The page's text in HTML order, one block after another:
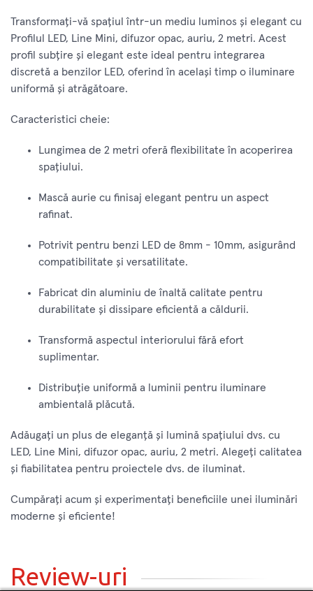
Transformați-vă spațiul într-un mediu luminos și elegant cu
Profilul LED, Line Mini, difuzor opac, auriu, 2 metri. Acest
profil subțire și elegant este ideal pentru integrarea
discretă a benzilor LED, oferind în același timp o iluminare
uniformă și atrăgătoare.
Caracteristici cheie:
Lungimea de 2 metri oferă flexibilitate în acoperirea
spațiului.
Mască aurie cu finisaj elegant pentru un aspect
rafinat.
Potrivit pentru benzi LED de 8mm - 10mm, asigurând
compatibilitate și versatilitate.
Fabricat din aluminiu de înaltă calitate pentru
durabilitate și dissipare eficientă a căldurii.
Transformă aspectul interiorului fără efort
suplimentar.
Distribuție uniformă a luminii pentru iluminare
ambientală plăcută.
Adăugați un plus de eleganță și lumină spațiului dvs. cu
LED, Line Mini, difuzor opac, auriu, 2 metri. Alegeți calitatea
și fiabilitatea pentru proiectele dvs. de iluminat.
Cumpărați acum și experimentați beneficiile unei iluminări
moderne și eficiente!
Review-uri